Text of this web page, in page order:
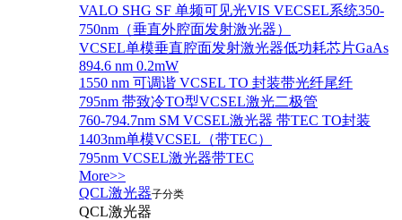
VALO SHG SF 单频可见光VIS VECSEL系统350-
750nm（垂直外腔面发射激光器）
VCSEL单模垂直腔面发射激光器低功耗芯片GaAs
894.6 nm 0.2mW
1550 nm 可调谐 VCSEL TO 封装带光纤尾纤
795nm 带致冷TO型VCSEL激光二极管
760-794.7nm SM VCSEL激光器 带TEC TO封装
1403nm单模VCSEL（带TEC）
795nm VCSEL激光器带TEC
More>>
QCL激光器子分类
QCL激光器